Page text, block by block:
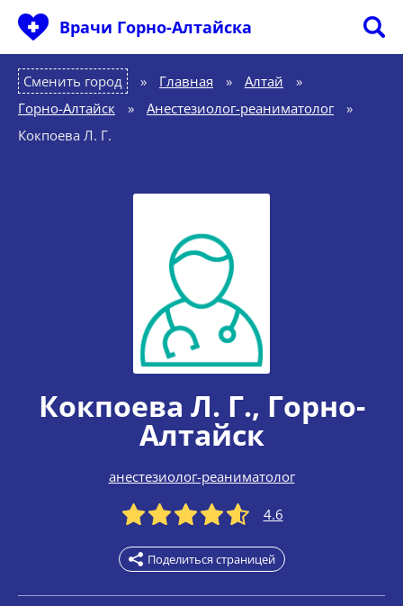
Врачи Горно-Алтайска
Сменить город Главная » Алтай
»
Горно-Алтайск
» Анестезиолог-реаниматолог
»
Кокпоева Л. Г.
Кокпоева Л. Г., Горно-
Алтайск
анестезиолог-реаниматолог
4.6
Поделиться страницей